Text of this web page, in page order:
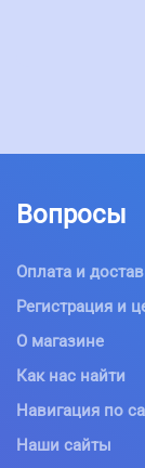
Вопросы
Оплата и
Регистрация и
О магазине
Как нас найти
Навигация по
Наши сайты